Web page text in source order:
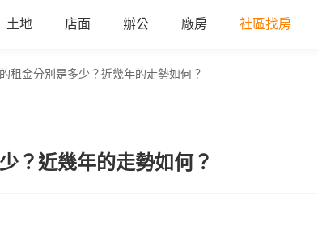
土地 店面 辦公 廠房 社區找房
租金分別是多少？近幾年的走勢如何？
？近幾年的走勢如何？